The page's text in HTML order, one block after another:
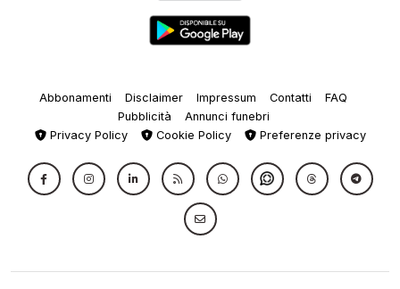
Abbonamenti Disclaimer Impressum Contatti
FAQ
Pubblicità
Annunci funebri
Privacy Policy
Cookie Policy Preferenze privacy